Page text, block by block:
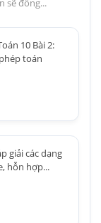
sẽ đồng...
10 Bài 2:
toán
giải các dạng
hỗn hợp...